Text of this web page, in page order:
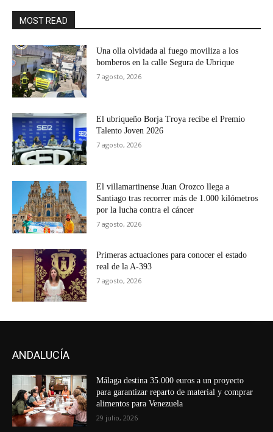
MOST READ
Una olla olvidada al fuego moviliza a los
bomberos en la calle Segura de Ubrique
7 agosto, 2026
El ubriqueño Borja Troya recibe el Premio
Talento Joven 2026
7 agosto, 2026
El villamartinense Juan Orozco llega a
Santiago tras recorrer más de 1.000 kilómetros
por la lucha contra el cáncer
7 agosto, 2026
Primeras actuaciones para conocer el estado
real de la A-393
7 agosto, 2026
ANDALUCÍA
Málaga destina 35.000 euros a un proyecto
para garantizar reparto de material y comprar
alimentos para Venezuela
29 julio, 2026